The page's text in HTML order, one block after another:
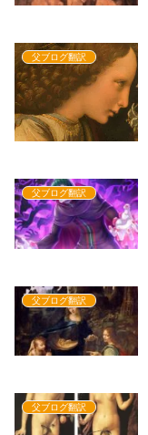
父ブログ翻訳
父ブログ翻訳
父ブログ翻訳
父ブログ翻訳